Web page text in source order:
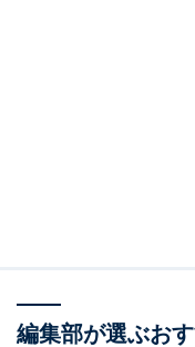
・お □ な（縦の言葉）
編集部が選ぶお